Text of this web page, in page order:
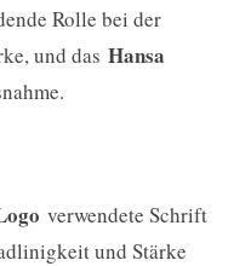
Rolle bei der
und das Hansa
verwendete Schrift
und Stärke